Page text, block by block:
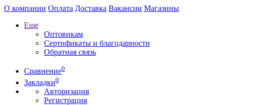
О компании Оплата Доставка Вакансии Магазины
Еще
Оптовикам
Сертификаты и благодарности
Обратная связь
Сравнение0
Закладки0
Авторизация
Регистрация